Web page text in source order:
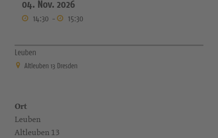
04. Nov. 2026
14:30 - 15:30
Leuben
Altleuben 13 Dresden
Ort
Leuben
Altleuben 13